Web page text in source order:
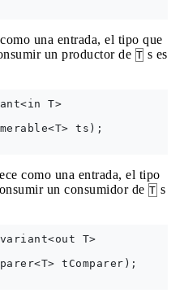
una entrada, el tipo que
un productor de T s es
T>
ts);
como una entrada, el tipo
un consumidor de T s
T>
tComparer);